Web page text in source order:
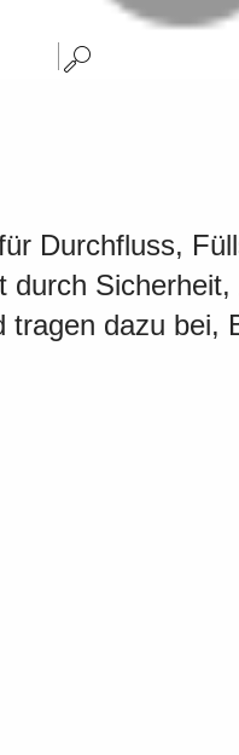
Durchfluss,
dazu bei,